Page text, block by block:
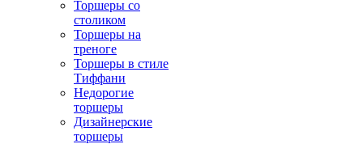
Торшеры со
столиком
Торшеры на
треноге
Торшеры в стиле
Тиффани
Недорогие
торшеры
Дизайнерские
торшеры